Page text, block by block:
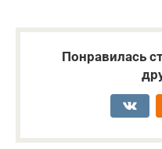
Понравилась